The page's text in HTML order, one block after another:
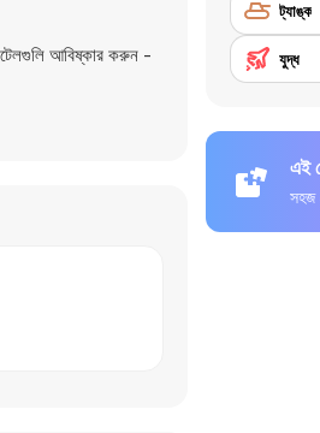
আবিষ্কার করুন -
ট্যাঙ্ক
যুদ্ধ
এই
সহজ